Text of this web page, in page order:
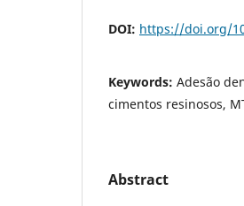
DOI: https://doi.org/
Keywords: Adesão
cimentos resinosos,
Abstract